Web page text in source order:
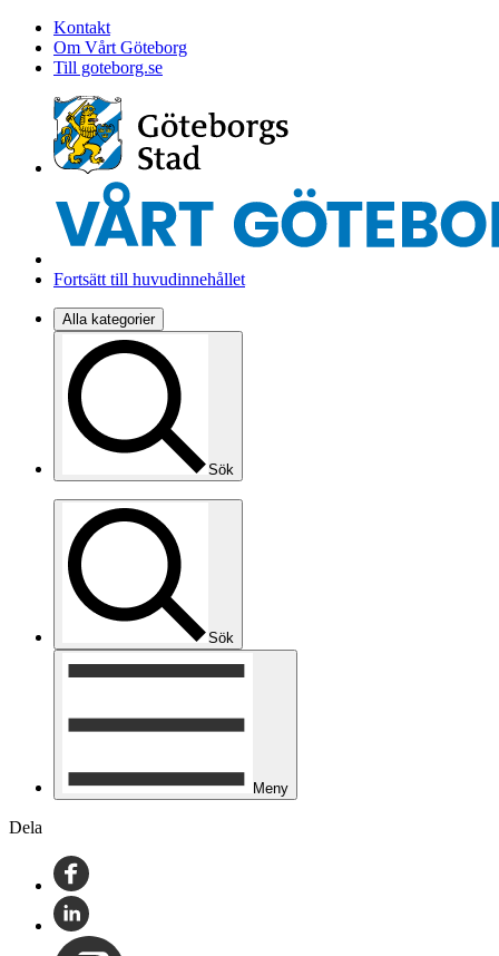
Kontakt
Om Vårt Göteborg
Till goteborg.se
Fortsätt till huvudinnehållet
Alla kategorier
Sök
Sök
Meny
Dela